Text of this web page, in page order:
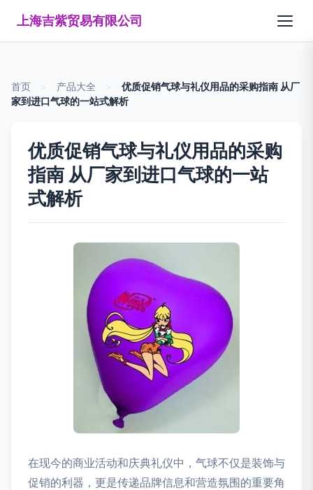
上海吉紫贸易有限公司
首页 产品大全
优质促销气球与礼仪用品的采购指南 从厂
家到进口气球的一站式解析
优质促销气球与礼仪用品的采购
指南 从厂家到进口气球的一站
式解析
在现今的商业活动和庆典礼仪中，气球不仅是装饰与
促销的利器，更是传递品牌信息和营造氛围的重要角